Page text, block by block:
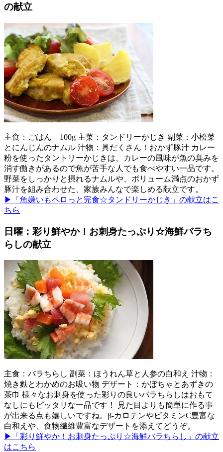
の献立
主食：ごはん 100g 主菜：タンドリーかじき 副菜：小松菜
とにんじんのナムル 汁物：具だくさん！おかず豚汁 カレー
粉を使ったタントリーかじきは、カレーの風味が魚の臭みを
消す働きがあるので魚が苦手な人でも食べやすい一品です。
野菜をしっかりと摂れるナムルや、ボリューム満点のおかず
豚汁を組み合わせた、家族みんなで楽しめる献立です。
▶「魚嫌いもペロっと完食☆タンドリーかじき」の献立はこ
ちら
日曜：彩り鮮やか！お刺身たっぷり☆海鮮バラち
らしの献立
主食：バラちらし 副菜：ほうれん草と人参の白和え 汁物：
焼き麩とわかめのお吸い物 デザート：かぼちゃとあずきの
茶巾 様々なお刺身を使った彩りの良いバラちらしはおもて
なしにもピッタリな一品です！ 見た目よりも簡単に作る事
が出来る点も嬉しいですね。β-カロテンやビタミンC豊富な
白和えや、食物繊維豊富なデザートを添えてどうぞ。
▶「彩り鮮やか！お刺身たっぷり☆海鮮バラちらし」の献立
はこちら